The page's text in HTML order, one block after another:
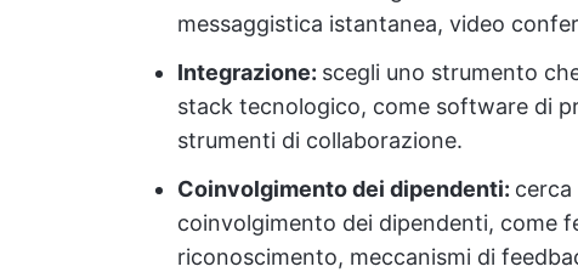
messaggistica istantanea, video
Integrazione: scegli uno strumento
stack tecnologico, come software di
strumenti di collaborazione.
Coinvolgimento dei dipendenti:
coinvolgimento dei dipendenti, come
riconoscimento, meccanismi di